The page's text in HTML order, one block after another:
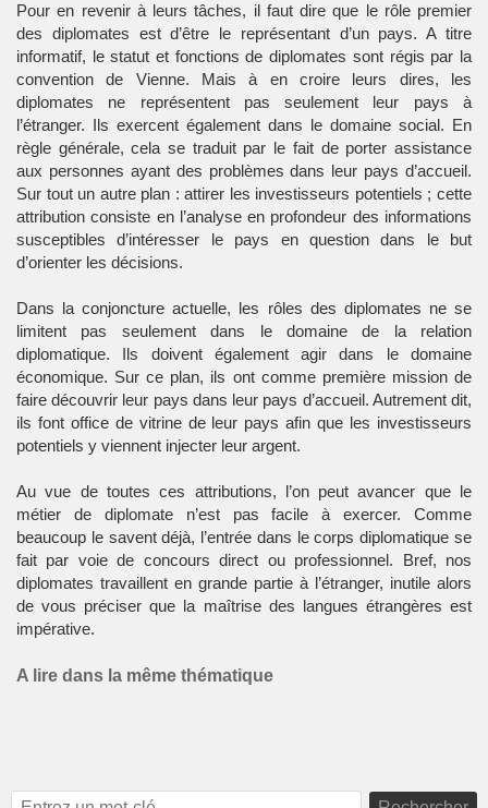
Pour en revenir à leurs tâches, il faut dire que le rôle premier
des diplomates est d’être le représentant d’un pays. A titre
informatif, le statut et fonctions de diplomates sont régis par la
convention de Vienne. Mais à en croire leurs dires, les
diplomates ne représentent pas seulement leur pays à
l’étranger. Ils exercent également dans le domaine social. En
règle générale, cela se traduit par le fait de porter assistance
aux personnes ayant des problèmes dans leur pays d’accueil.
Sur tout un autre plan : attirer les investisseurs potentiels ; cette
attribution consiste en l’analyse en profondeur des informations
susceptibles d’intéresser le pays en question dans le but
d’orienter les décisions.
Dans la conjoncture actuelle, les rôles des diplomates ne se
limitent pas seulement dans le domaine de la relation
diplomatique. Ils doivent également agir dans le domaine
économique. Sur ce plan, ils ont comme première mission de
faire découvrir leur pays dans leur pays d’accueil. Autrement dit,
ils font office de vitrine de leur pays afin que les investisseurs
potentiels y viennent injecter leur argent.
Au vue de toutes ces attributions, l’on peut avancer que le
métier de diplomate n’est pas facile à exercer. Comme
beaucoup le savent déjà, l’entrée dans le corps diplomatique se
fait par voie de concours direct ou professionnel. Bref, nos
diplomates travaillent en grande partie à l’étranger, inutile alors
de vous préciser que la maîtrise des langues étrangères est
impérative.
A lire dans la même thématique